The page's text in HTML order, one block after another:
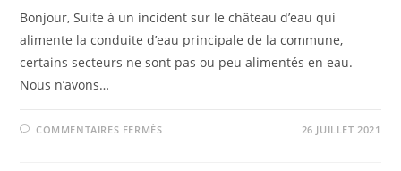
Bonjour, Suite à un incident sur le château d’eau qui
alimente la conduite d’eau principale de la commune,
certains secteurs ne sont pas ou peu alimentés en eau.
Nous n’avons…
COMMENTAIRES FERMÉS 26 JUILLET 2021